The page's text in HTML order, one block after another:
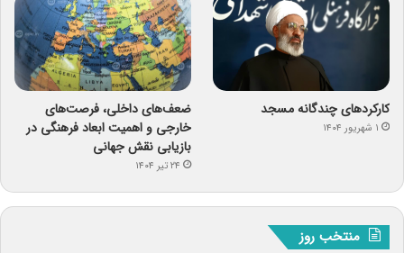
کارکردهای چندگانه مسجد
۱ شهریور ۱۴۰۴
ضعف‌های داخلی، فرصت‌های
خارجی و اهمیت ابعاد فرهنگی در
بازیابی نقش جهانی
۲۴ تیر ۱۴۰۴
منتخب روز